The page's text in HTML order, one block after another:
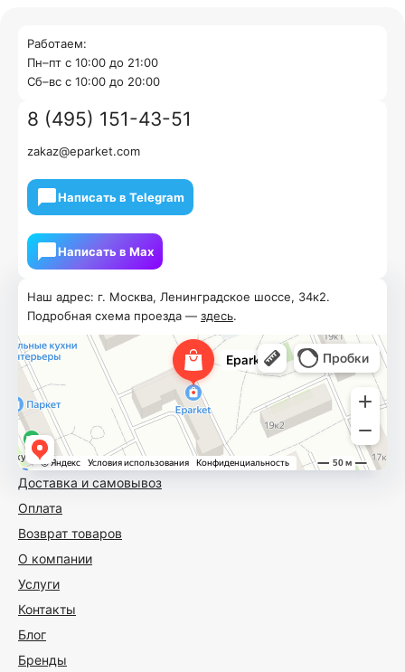
Доставка и самовывоз
Оплата
Возврат товаров
О компании
Услуги
Контакты
Блог
Бренды
Наш адрес: г. Москва, Ленинградское шоссе, 34к2.
Подробная схема проезда — здесь.
Работаем:
Пн–пт с 10:00 до 21:00
Cб–вс с 10:00 до 20:00
8 (495) 151-43-51
zakaz@eparket.com
Написать в Telegram
Написать в Мах